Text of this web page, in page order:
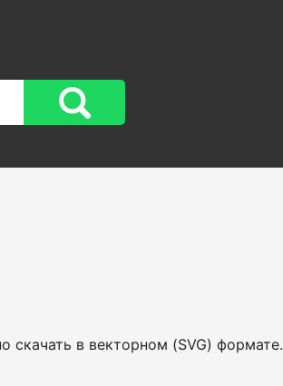
скачать в векторном (SVG) формате.